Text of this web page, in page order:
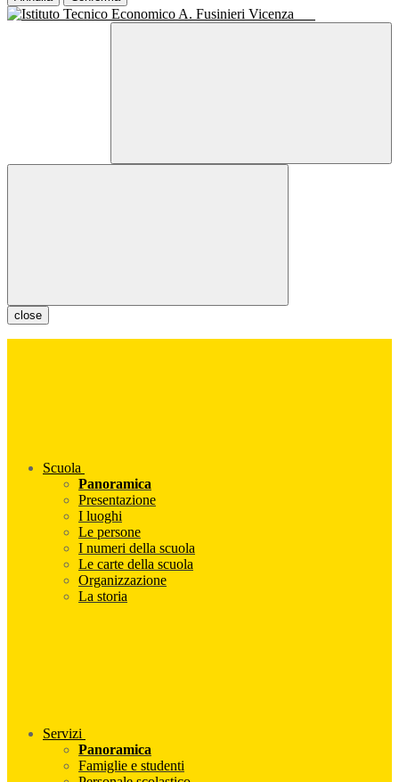
close
Scuola
Panoramica
Presentazione
I luoghi
Le persone
I numeri della scuola
Le carte della scuola
Organizzazione
La storia
Servizi
Panoramica
Famiglie e studenti